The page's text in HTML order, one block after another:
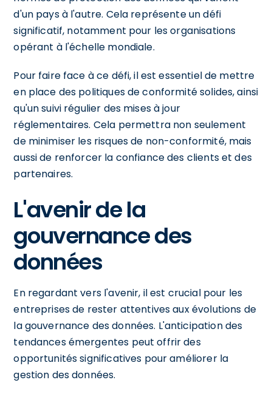
d'un pays à l'autre. Cela représente un défi
significatif, notamment pour les organisations
opérant à l'échelle mondiale.
Pour faire face à ce défi, il est essentiel de mettre
en place des politiques de conformité solides, ainsi
qu'un suivi régulier des mises à jour
réglementaires. Cela permettra non seulement
de minimiser les risques de non-conformité, mais
aussi de renforcer la confiance des clients et des
partenaires.
L'avenir de la
gouvernance des
données
En regardant vers l'avenir, il est crucial pour les
entreprises de rester attentives aux évolutions de
la gouvernance des données. L'anticipation des
tendances émergentes peut offrir des
opportunités significatives pour améliorer la
gestion des données.